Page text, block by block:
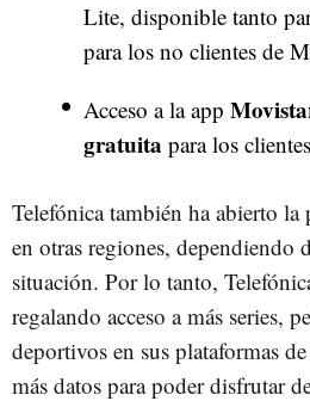
Lite, disponible tanto
para los no clientes de
Acceso a la app
gratuita para los
Telefónica también ha abierto la
en otras regiones, dependiendo
situación. Por lo tanto,
regalando acceso a más series,
deportivos en sus plataformas
más datos para poder disfrutar